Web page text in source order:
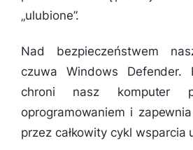
„ulubione”.
Nad bezpieczeństwem
czuwa Windows Defender.
chroni nasz komputer
oprogramowaniem i
przez całkowity cykl wsparcia